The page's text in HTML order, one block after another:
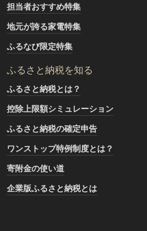
担当者おすすめ特集
地元が誇る家電特集
ふるなび限定特集
ふるさと納税を知る
ふるさと納税とは？
控除上限額シミュレーション
ふるさと納税の確定申告
ワンストップ特例制度とは？
寄附金の使い道
企業版ふるさと納税とは